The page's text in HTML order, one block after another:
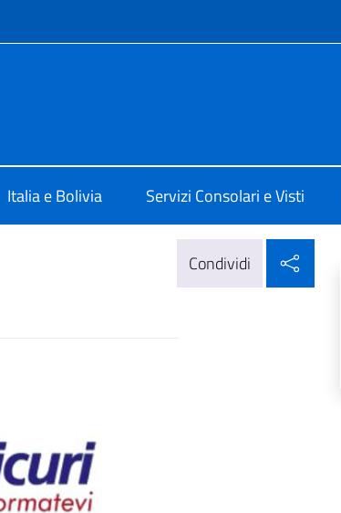
Italia e Bolivia Servizi Consolari e Visti
Condividi